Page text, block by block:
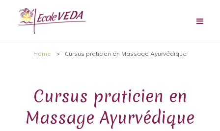
Home > Cursus praticien en Massage Ayurvédique
Cursus praticien en
Massage Ayurvédique